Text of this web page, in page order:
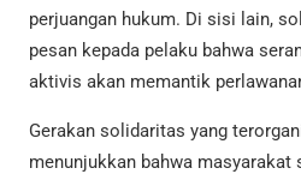
perjuangan hukum. Di sisi lain,
pesan kepada pelaku bahwa
aktivis akan memantik
Gerakan solidaritas yang
menunjukkan bahwa